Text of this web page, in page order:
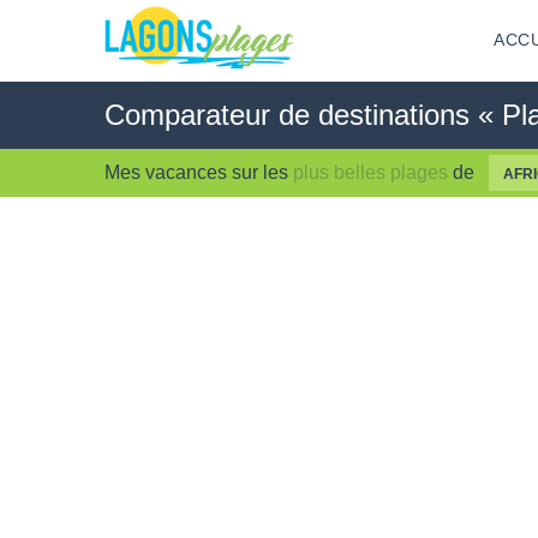
Comparateur de destinations «
Mes vacances sur les plus belles plages de